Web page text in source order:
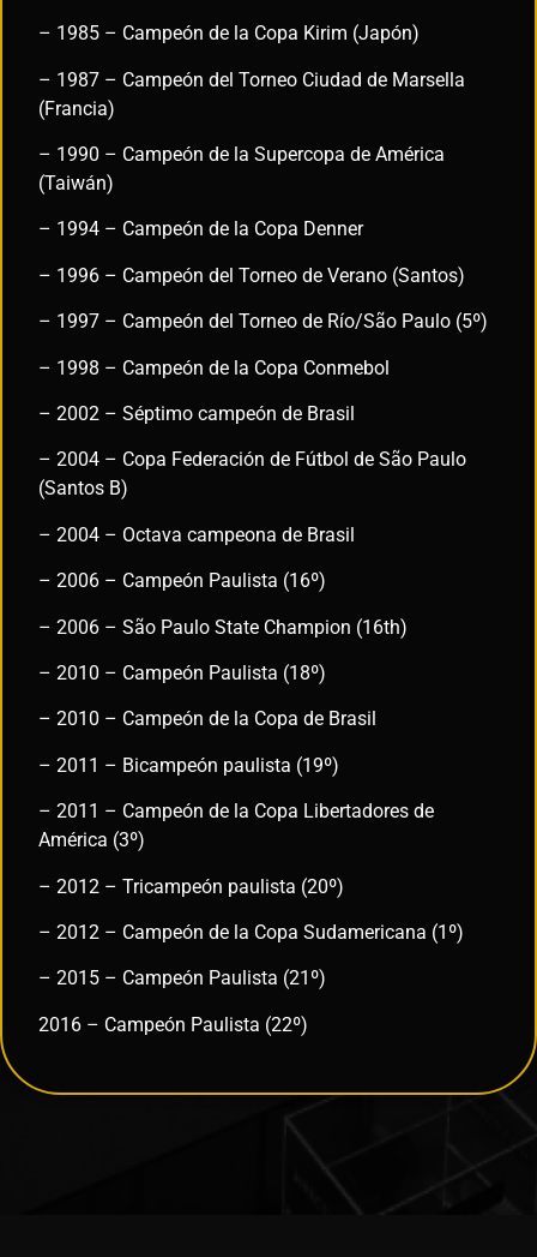
– 1985 – Campeón de la Copa Kirim (Japón)
– 1987 – Campeón del Torneo Ciudad de Marsella
(Francia)
– 1990 – Campeón de la Supercopa de América
(Taiwán)
– 1994 – Campeón de la Copa Denner
– 1996 – Campeón del Torneo de Verano (Santos)
– 1997 – Campeón del Torneo de Río/São Paulo (5º)
– 1998 – Campeón de la Copa Conmebol
– 2002 – Séptimo campeón de Brasil
– 2004 – Copa Federación de Fútbol de São Paulo
(Santos B)
– 2004 – Octava campeona de Brasil
– 2006 – Campeón Paulista (16º)
– 2006 – São Paulo State Champion (16th)
– 2010 – Campeón Paulista (18º)
– 2010 – Campeón de la Copa de Brasil
– 2011 – Bicampeón paulista (19º)
– 2011 – Campeón de la Copa Libertadores de
América (3º)
– 2012 – Tricampeón paulista (20º)
– 2012 – Campeón de la Copa Sudamericana (1º)
– 2015 – Campeón Paulista (21º)
2016 – Campeón Paulista (22º)